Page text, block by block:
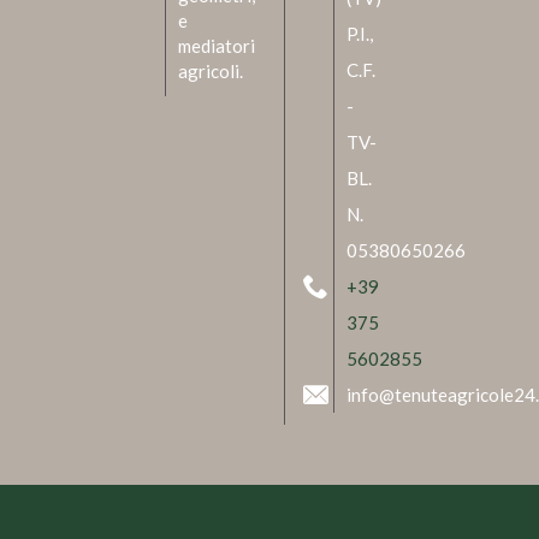
e
mediatori
agricoli.
P.I.,
C.F.
-
TV-
BL.
N.
05380650266
+39
375
5602855